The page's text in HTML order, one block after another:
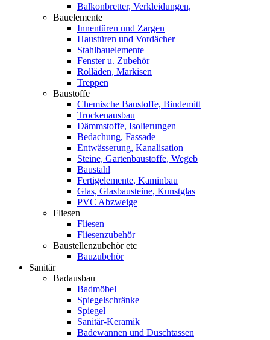
Balkonbretter, Verkleidungen,
Bauelemente
Innentüren und Zargen
Haustüren und Vordächer
Stahlbauelemente
Fenster u. Zubehör
Rolläden, Markisen
Treppen
Baustoffe
Chemische Baustoffe, Bindemitt
Trockenausbau
Dämmstoffe, Isolierungen
Bedachung, Fassade
Entwässerung, Kanalisation
Steine, Gartenbaustoffe, Wegeb
Baustahl
Fertigelemente, Kaminbau
Glas, Glasbausteine, Kunstglas
PVC Abzweige
Fliesen
Fliesen
Fliesenzubehör
Baustellenzubehör etc
Bauzubehör
Sanitär
Badausbau
Badmöbel
Spiegelschränke
Spiegel
Sanitär-Keramik
Badewannen und Duschtassen